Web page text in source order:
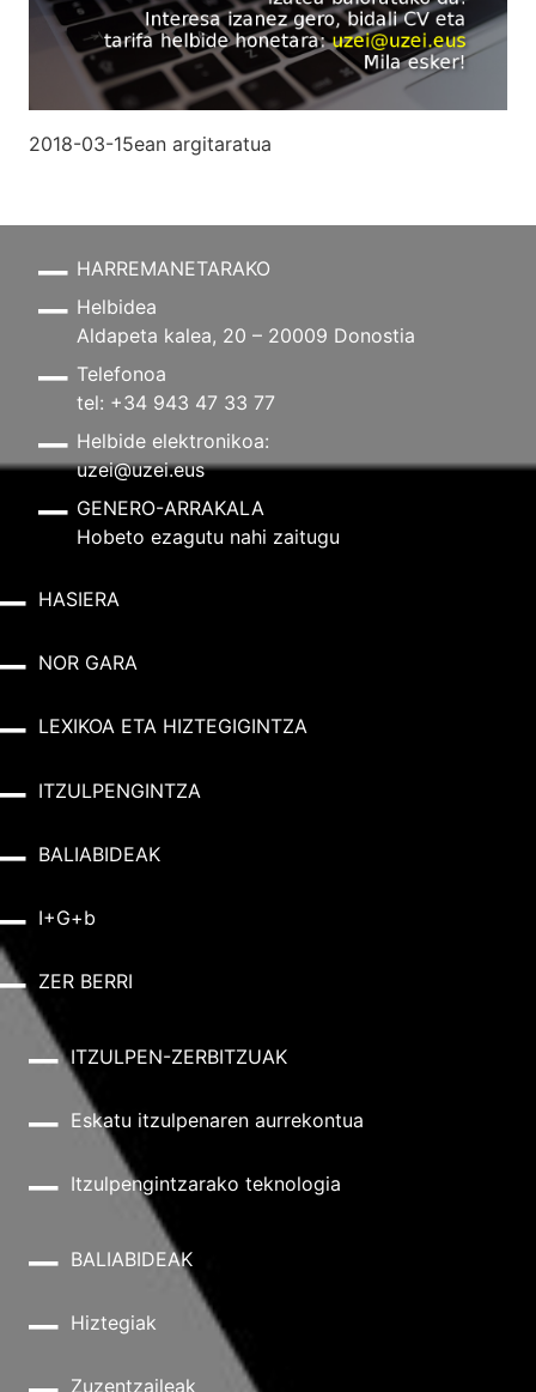
2018-03-15ean argitaratua
HARREMANETARAKO
Helbidea
Aldapeta kalea, 20 – 20009 Donostia
Telefonoa
tel: +34 943 47 33 77
Helbide elektronikoa:
uzei@uzei.eus
GENERO-ARRAKALA
Hobeto ezagutu nahi zaitugu
HASIERA
NOR GARA
LEXIKOA ETA HIZTEGIGINTZA
ITZULPENGINTZA
BALIABIDEAK
I+G+b
ZER BERRI
ITZULPEN-ZERBITZUAK
Eskatu itzulpenaren aurrekontua
Itzulpengintzarako teknologia
BALIABIDEAK
Hiztegiak
Zuzentzaileak